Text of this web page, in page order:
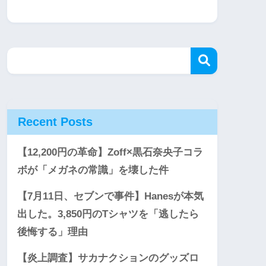
Recent Posts
【12,200円の革命】Zoff×黒石奈央子コラ
ボが「メガネの常識」を壊した件
【7月11日、セブンで事件】Hanesが本気
出した。3,850円のTシャツを「逃したら
後悔する」理由
【炎上調査】サカナクションのグッズロ